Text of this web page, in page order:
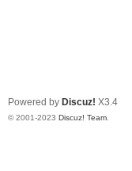
Powered by Discuz! X3.4
© 2001-2023 Discuz! Team